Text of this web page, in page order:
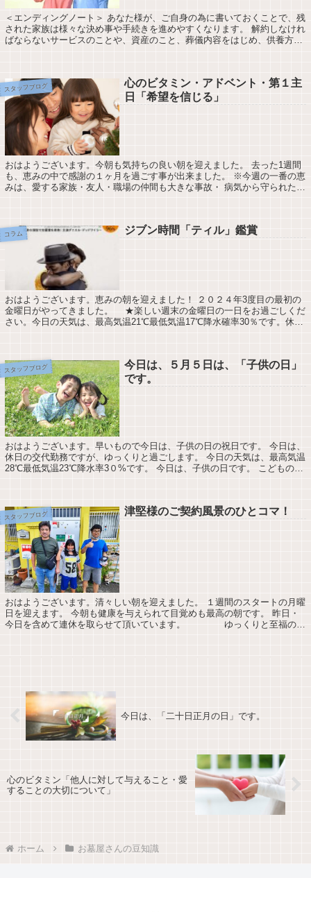
＜エンディングノート＞ あなた様が、ご自身の為に書いておくことで、残
された家族は様々な決め事や手続きを進めやすくなります。 解約しなけれ
ばならないサービスのことや、資産のこと、葬儀内容をはじめ、供養方
スタッフブログ
心のビタミン・アドベント・第１主
日「希望を信じる」
おはようございます。今朝も気持ちの良い朝を迎えました。 去った1週間
も、恵みの中で感謝の１ヶ月を過ごす事が出来ました。 ※今週の一番の恵
みは、愛する家族・友人・職場の仲間も大きな事故・ 病気から守られた事
コラム ジブン時間「ティル」鑑賞
おはようございます。恵みの朝を迎えました！ ２０２４年3度目の最初の
金曜日がやってきました。 ★楽しい週末の金曜日の一日をお過ごしくだ
さい。今日の天気は、最高気温21℃最低気温17℃降水確率30％です。休日
スタッフブログ
今日は、５月５日は、「子供の日」
です。
おはようございます。早いもので今日は、子供の日の祝日です。 今日は、
休日の交代勤務ですが、ゆっくりと過ごします。 今日の天気は、最高気温
28℃最低気温23℃降水率3０%です。 今日は、子供の日です。 こどもの日
スタッフブログ 津堅様のご契約風景のひとコマ！
おはようございます。清々しい朝を迎えました。 １週間のスタートの月曜
日を迎えます。 今朝も健康を与えられて目覚めも最高の朝です。 昨日・
今日を含めて連休を取らせて頂いています。 ゆっくりと至福の時
今日は、「二十日正月の日」です。
心のビタミン「他人に対して与えること・愛
することの大切について」
ホーム お墓屋さんの豆知識